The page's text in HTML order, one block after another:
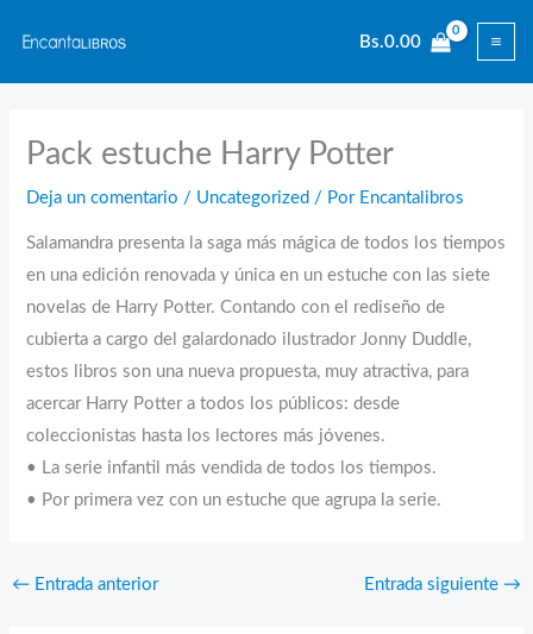
contenido
Bs.0.00
Pack estuche Harry Potter
Deja un comentario / Uncategorized / Por Encantalibros
Salamandra presenta la saga más mágica de todos los tiempos
en una edición renovada y única en un estuche con las siete
novelas de Harry Potter. Contando con el rediseño de
cubierta a cargo del galardonado ilustrador Jonny Duddle,
estos libros son una nueva propuesta, muy atractiva, para
acercar Harry Potter a todos los públicos: desde
coleccionistas hasta los lectores más jóvenes.
• La serie infantil más vendida de todos los tiempos.
• Por primera vez con un estuche que agrupa la serie.
← Entrada anterior Entrada siguiente →